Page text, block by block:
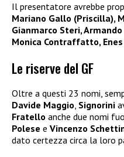
Il presentatore avrebbe
Mariano Gallo (Priscilla),
Gianmarco Steri,
Monica Contraffatto,
Le riserve del GF
Oltre a questi 23 nomi,
Davide Maggio, Signorini
Fratello anche due nomi
Polese e Vincenzo
dato certezza circa la loro